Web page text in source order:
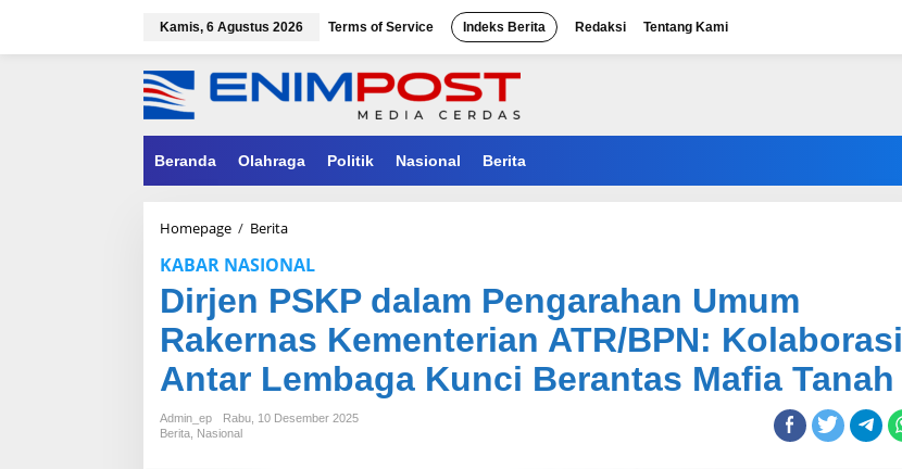
Kamis, 6 Agustus 2026 Terms of Service Indeks Berita Redaksi Tentang Kami
Beranda Olahraga Politik Nasional Berita
Homepage / BeritaDirjen
dalam
Pengarahan
Umum
Rakernas
Kementerian
ATR/BPN:
Kolaborasi
Lembaga
KABAR NASIONAL
Dirjen PSKP dalam Pengarahan Umum
Rakernas Kementerian ATR/BPN: Kolaborasi
Antar Lembaga Kunci Berantas Mafia Tanah
Admin_ep
Rabu, 10 Desember 2025
Berita Nasional